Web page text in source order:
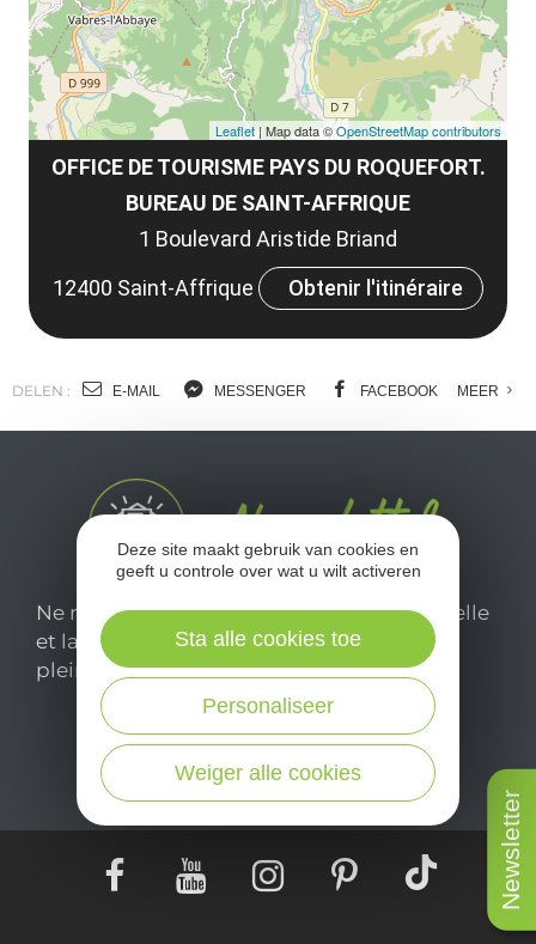
Newsletter
OFFICE DE TOURISME PAYS DU ROQUEFORT.
BUREAU DE SAINT-AFFRIQUE
1 Boulevard Aristide Briand
12400 Saint-Affrique
Obtenir l'itinéraire
Leaflet | Map data ©OpenStreetMap contributors
DELEN : E-MAIL MESSENGER FACEBOOK MEER
Ne manquez pas notre newsletter mensuelle
et laissez-vous inspirer pour profiter
pleinement de votre séjour en Aveyron.
Je m'abonne ici
Deze site maakt gebruik van cookies en
geeft u controle over wat u wilt activeren
Weiger alle cookies
Personaliseer
Sta alle cookies toe